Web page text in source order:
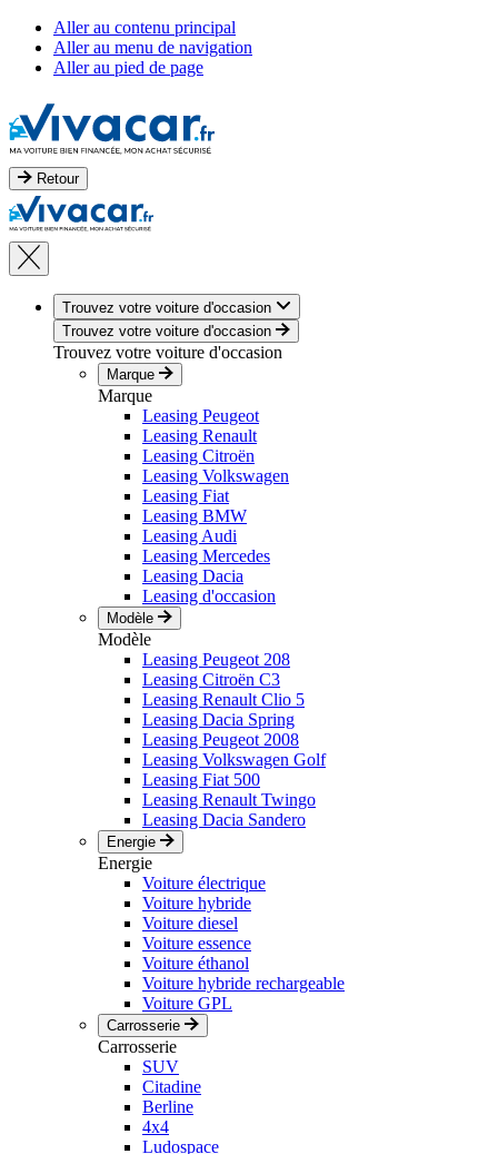
Aller au contenu principal
Aller au menu de navigation
Aller au pied de page
Retour
Trouvez votre voiture d'occasion
Trouvez votre voiture d'occasion
Trouvez votre voiture d'occasion
Marque
Marque
Leasing Peugeot
Leasing Renault
Leasing Citroën
Leasing Volkswagen
Leasing Fiat
Leasing BMW
Leasing Audi
Leasing Mercedes
Leasing Dacia
Leasing d'occasion
Modèle
Modèle
Leasing Peugeot 208
Leasing Citroën C3
Leasing Renault Clio 5
Leasing Dacia Spring
Leasing Peugeot 2008
Leasing Volkswagen Golf
Leasing Fiat 500
Leasing Renault Twingo
Leasing Dacia Sandero
Energie
Energie
Voiture électrique
Voiture hybride
Voiture diesel
Voiture essence
Voiture éthanol
Voiture hybride rechargeable
Voiture GPL
Carrosserie
Carrosserie
SUV
Citadine
Berline
4x4
Ludospace